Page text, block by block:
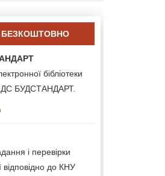
бібліотеки
ІДС БУДСТАНДАРТ.
і перевірки
відповідно до КНУ